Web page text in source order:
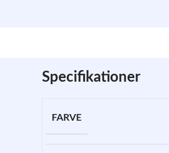
Specifikationer
FARVE